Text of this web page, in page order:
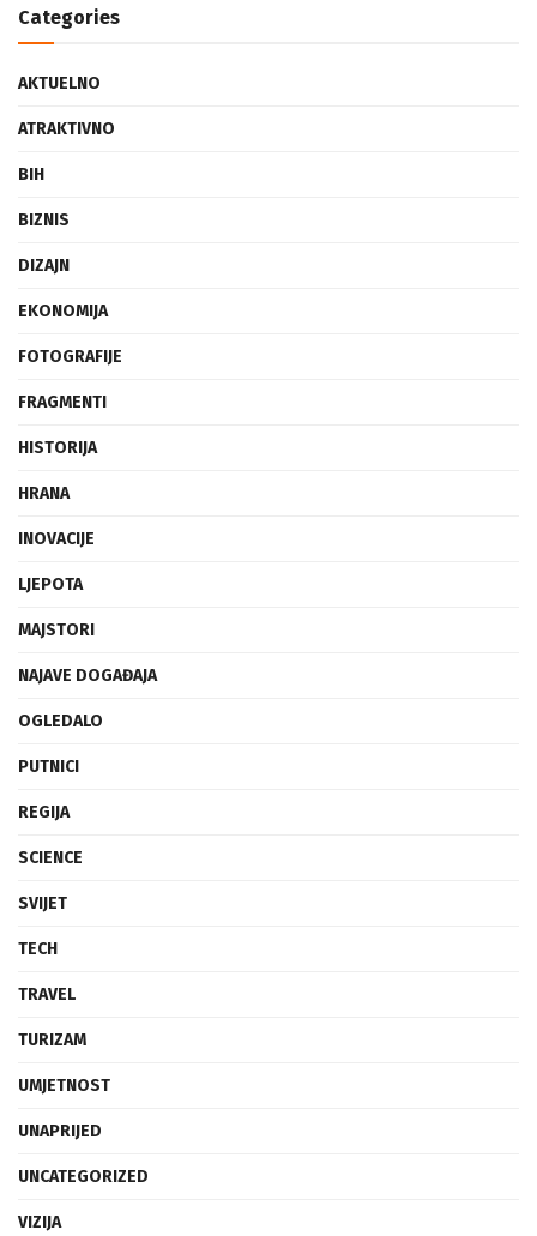
Categories
AKTUELNO
ATRAKTIVNO
BIH
BIZNIS
DIZAJN
EKONOMIJA
FOTOGRAFIJE
FRAGMENTI
HISTORIJA
HRANA
INOVACIJE
LJEPOTA
MAJSTORI
NAJAVE DOGAĐAJA
OGLEDALO
PUTNICI
REGIJA
SCIENCE
SVIJET
TECH
TRAVEL
TURIZAM
UMJETNOST
UNAPRIJED
UNCATEGORIZED
VIZIJA